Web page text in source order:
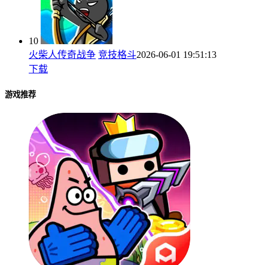
10
火柴人传奇战争 竞技格斗2026-06-01 19:51:13
下载
游戏推荐